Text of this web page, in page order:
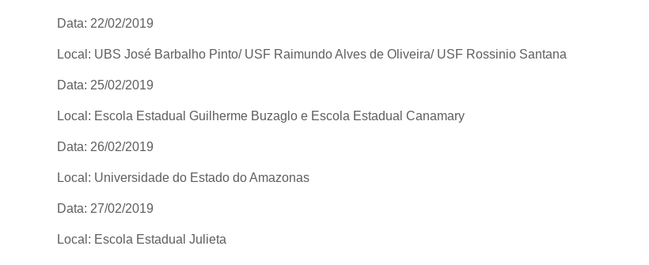
Data: 22/02/2019
Local: UBS José Barbalho Pinto/ USF Raimundo Alves de Oliveira/ USF Rossinio Santana
Data: 25/02/2019
Local: Escola Estadual Guilherme Buzaglo e Escola Estadual Canamary
Data: 26/02/2019
Local: Universidade do Estado do Amazonas
Data: 27/02/2019
Local: Escola Estadual Julieta